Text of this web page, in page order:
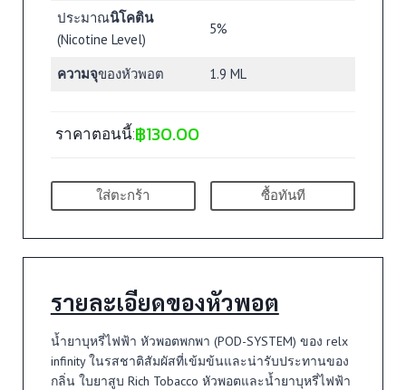
ประมาณนิโคติน
(Nicotine Level)
5%
ความจุของหัวพอต 1.9 ML
ราคาตอนนี้:฿130.00
ใส่ตะกร้า ซื้อทันที
รายละเอียดของหัวพอต
น้ำยาบุหรี่ไฟฟ้า หัวพอตพกพา (POD-SYSTEM) ของ relx
infinity ในรสชาติสัมผัสที่เข้มข้นและน่ารับประทานของ
กลิ่น ใบยาสูบ Rich Tobacco หัวพอตและน้ำยาบุหรี่ไฟฟ้า